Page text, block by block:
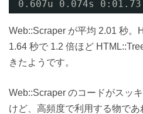
0.607u 0.074s 0:01.73
Web::Scraper が平均 2.01 秒。
1.64 秒で 1.2 倍ほど
きたようです。
Web::Scraper のコードがスッ
けど、高頻度で利用する物であ